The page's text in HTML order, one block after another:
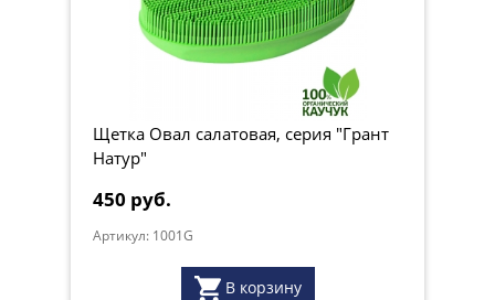
Щетка Овал салатовая, серия "Грант
Натур"
450 руб.
Артикул: 1001G
В корзину